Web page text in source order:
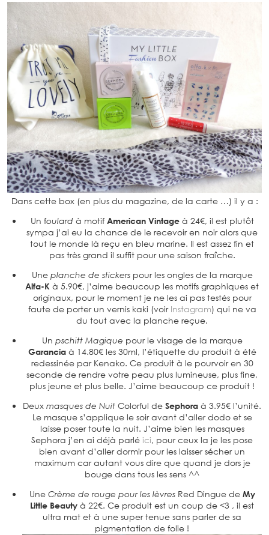
Dans cette box (en plus du magazine, de la carte …) il y a :
Un foulard à motif American Vintageà 24€, il est plutôt
sympa j’ai eu la chance de le recevoir en noir alors que
tout le monde là reçu en bleu marine. Il est assez fin et
pas très grand il suffit pour une saison fraîche.
Une planche de stickerspour les ongles de la marque
Alfa-K à 5.90€, j’aime beaucoup les motifs graphiques et
originaux, pour le moment je ne les ai pas testés pour
faute de porter un vernis kaki (voir Instagram) qui ne va
du tout avec la planche reçue.
Un pschitt Magique pour le visage de la marque
Garanciaà 14.80€ les 30ml, l’étiquette du produit à été
redessinée par Kenako. Ce produit à le pourvoir en 30
seconde de rendre votre peau plus lumineuse, plus fine,
plus jeune et plus belle. J’aime beaucoup ce produit !
Deux masques de Nuit Colorful de Sephora à 3.95€ l’unité.
Le masque s’applique le soir avant d’aller dodo et se
laisse poser toute la nuit. J’aime bien les masques
Sephora j’en ai déjà parlé ici, pour ceux la je les pose
bien avant d’aller dormir pour les laisser sécher un
maximum car autant vous dire que quand je dors je
bouge dans tous les sens ^^
Une Crème de rouge pour les lèvresRed Dingue de My
Little Beauty à 22€. Ce produit est un coup de <3 , il est
ultra mat et à une super tenue sans parler de sa
pigmentation de folie !